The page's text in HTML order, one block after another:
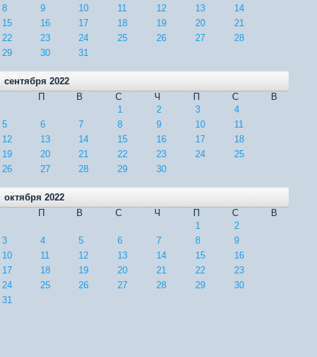
8
9 10 11 12 13
14
15
16 17 18 19 20
21
22
23 24 25 26 27
28
29
30 31
сентября 2022
П
В С Ч П С
В
1
2 3
4
5
6 7 8 9 10
11
12
13 14 15 16 17
18
19
20 21 22 23 24
25
26
27 28 29 30
октября 2022
П
В С Ч П С
В
1
2
3
4 5 6 7 8
9
10
11 12 13 14 15
16
17
18 19 20 21 22
23
24
25 26 27 28 29
30
31